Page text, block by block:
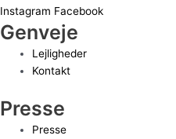
Instagram Facebook
Genveje
Lejligheder
Kontakt
Presse
Presse